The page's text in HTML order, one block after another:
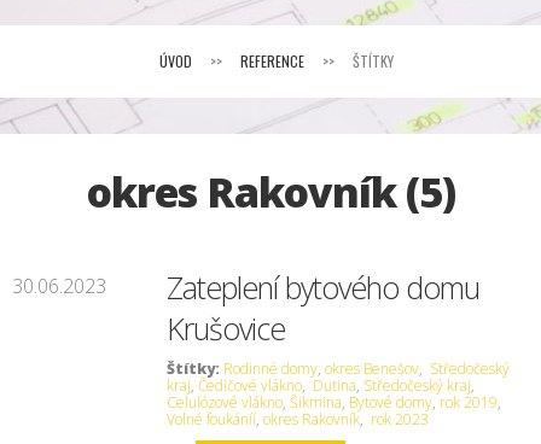
ÚVOD >> REFERENCE >> ŠTÍTKY
okres Rakovník (5)
30.06.2023
Zateplení bytového domu
Krušovice
Štítky: Rodinné domy,okres Benešov, Středočeský
kraj,Čedičové vlákno, Dutina, Středočeský kraj,
Celulózové vlákno,Šikmina, Bytové domy, rok 2019,
Volné foukáníí,okres Rakovník, rok 2023